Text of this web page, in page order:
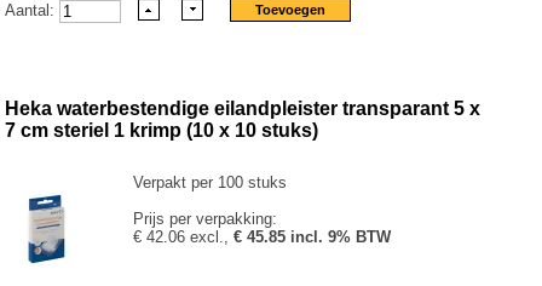
Aantal:
Heka waterbestendige eilandpleister transparant 5 x
7 cm steriel 1 krimp (10 x 10 stuks)
Verpakt per 100 stuks
Prijs per verpakking:
€ 42.06 excl.,€ 45.85 incl. 9% BTW